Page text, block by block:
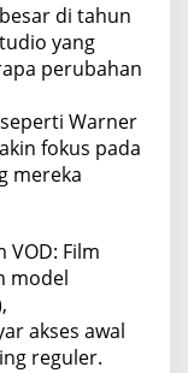
di tahun
yang
perubahan
Warner
fokus pada
mereka
VOD: Film
model
akses awal
reguler.